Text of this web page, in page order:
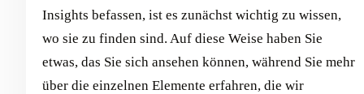
Insights befassen, ist es zunächst wichtig zu wissen,
wo sie zu finden sind. Auf diese Weise haben Sie
etwas, das Sie sich ansehen können, während Sie mehr
über die einzelnen Elemente erfahren, die wir